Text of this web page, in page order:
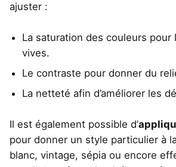
ajuster :
La saturation des couleurs pour
vives.
Le contraste pour donner du
La netteté afin d’améliorer les
Il est également possible d’
pour donner un style particulier à
blanc, vintage, sépia ou encore